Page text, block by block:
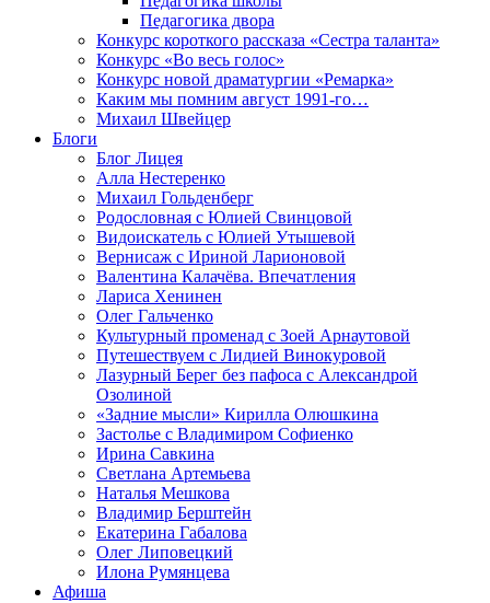
Педагогика двора
Конкурс короткого рассказа «Сестра таланта»
Конкурс «Во весь голос»
Конкурс новой драматургии «Ремарка»
Каким мы помним август 1991-го…
Михаил Швейцер
Блоги
Блог Лицея
Алла Нестеренко
Михаил Гольденберг
Родословная с Юлией Свинцовой
Видоискатель с Юлией Утышевой
Вернисаж с Ириной Ларионовой
Валентина Калачёва. Впечатления
Лариса Хенинен
Олег Гальченко
Культурный променад с Зоей Арнаутовой
Путешествуем с Лидией Винокуровой
Лазурный Берег без пафоса с Александрой
Озолиной
«Задние мысли» Кирилла Олюшкина
Застолье с Владимиром Софиенко
Ирина Савкина
Светлана Артемьева
Наталья Мешкова
Владимир Берштейн
Екатерина Габалова
Олег Липовецкий
Илона Румянцева
Афиша